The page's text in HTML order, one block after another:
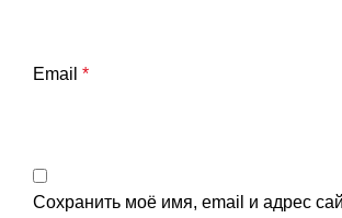
Email *
Сохранить моё имя, email и адрес